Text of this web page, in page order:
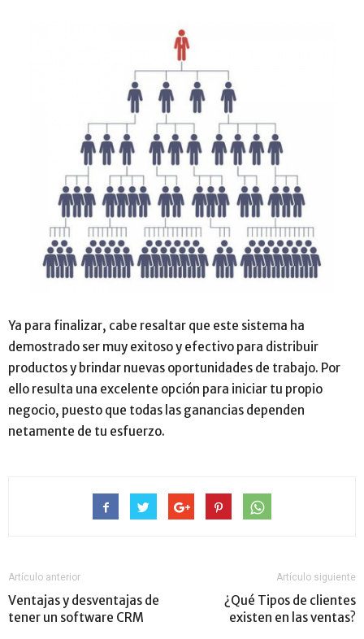
Ya para finalizar, cabe resaltar que este sistema ha
demostrado ser muy exitoso y efectivo para distribuir
productos y brindar nuevas oportunidades de trabajo. Por
ello resulta una excelente opción para iniciar tu propio
negocio, puesto que todas las ganancias dependen
netamente de tu esfuerzo.
Artículo anterior
Ventajas y desventajas de
tener un software CRM
Artículo siguiente
¿Qué Tipos de clientes
existen en las ventas?